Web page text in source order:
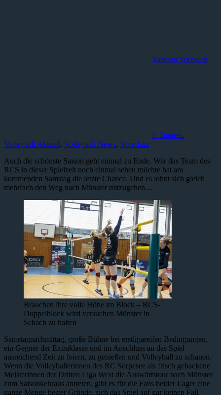
Vanessa Vornweg
1. Damen,
Volleyball Aktuell, Volleyball News, Vorschau
Auch die schönste Saison geht einmal zu Ende. Wer das Team des
RCS in dieser Spielzeit noch einmal sehen möchte hat am
kommenden Samstag die letzte Chance. Und es lohnt sich gleich
mehrfach den Weg nach Münster mitzugehen…
Brauchen ihre volle Höhe im Block – RCS-
Doppelblock wird versuchen Münster in
Schach zu halten
Samstagnachmittag, große Bühne bei erstligareifen Bedingungen,
ein Gegner der Extraklasse und im Anschluss an das Spiel
ausreichend Zeit zu feiern, zu genießen und Volleyball zu schauen.
Wenn die Volleyballerinnen des RC Sorpesee als frisch gebackene
Meisterinnen der Dritten Liga West die Auswärtstour nach Münster
zum Saisonkehraus antreten, gibt es für die Fans beider Lager eine
ganze Menge bester Gründe, sich das Spiel auf gar keinen Fall